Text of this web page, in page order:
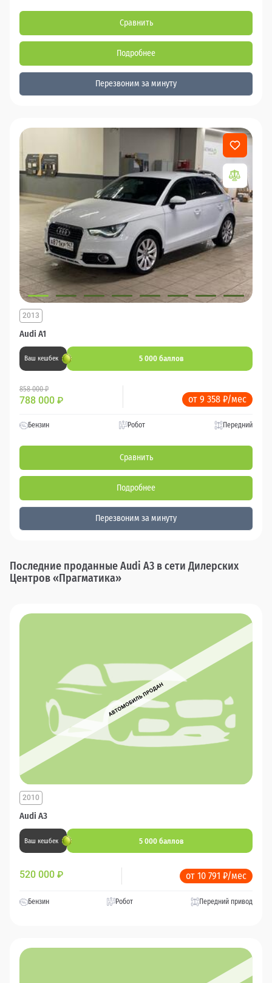
Сравнить
Подробнее
Перезвоним за минуту
Audi A1
2013
Ваш кешбек 5 000 баллов
858 000 ₽
788 000 ₽ от 9 358 ₽/мес
Бензин Робот Передний
Сравнить
Подробнее
Перезвоним за минуту
Последние проданные Audi A3 в сети Дилерских
Центров «Прагматика»
Audi A3
2010
Ваш кешбек 5 000 баллов
520 000 ₽ от 10 791 ₽/мес
Бензин Робот Передний привод